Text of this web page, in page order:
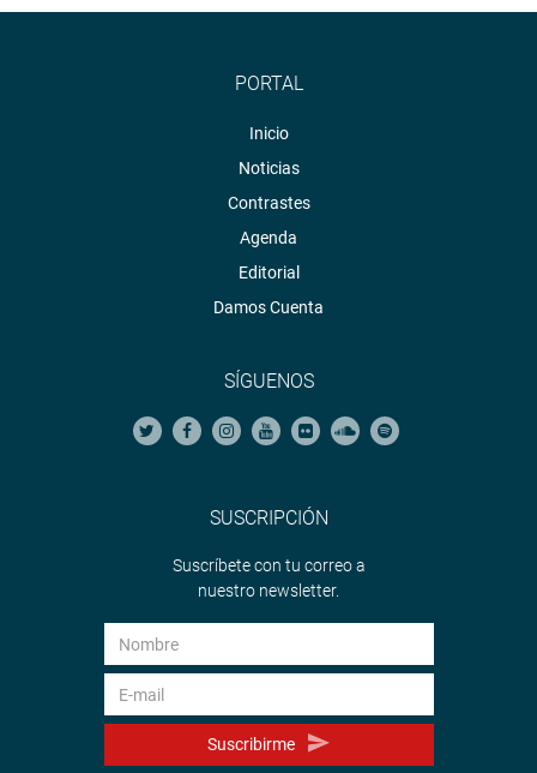
PORTAL
Inicio
Noticias
Contrastes
Agenda
Editorial
Damos Cuenta
SÍGUENOS
SUSCRIPCIÓN
Suscríbete con tu correo a
nuestro newsletter.
Suscribirme